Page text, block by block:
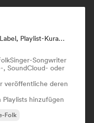
YouTube/Twitch -Kanal, Label, Playlist-Kurator
Singer-Songwriter
, SoundCloud- oder
veröffentliche deren
hinzufügen
Folk